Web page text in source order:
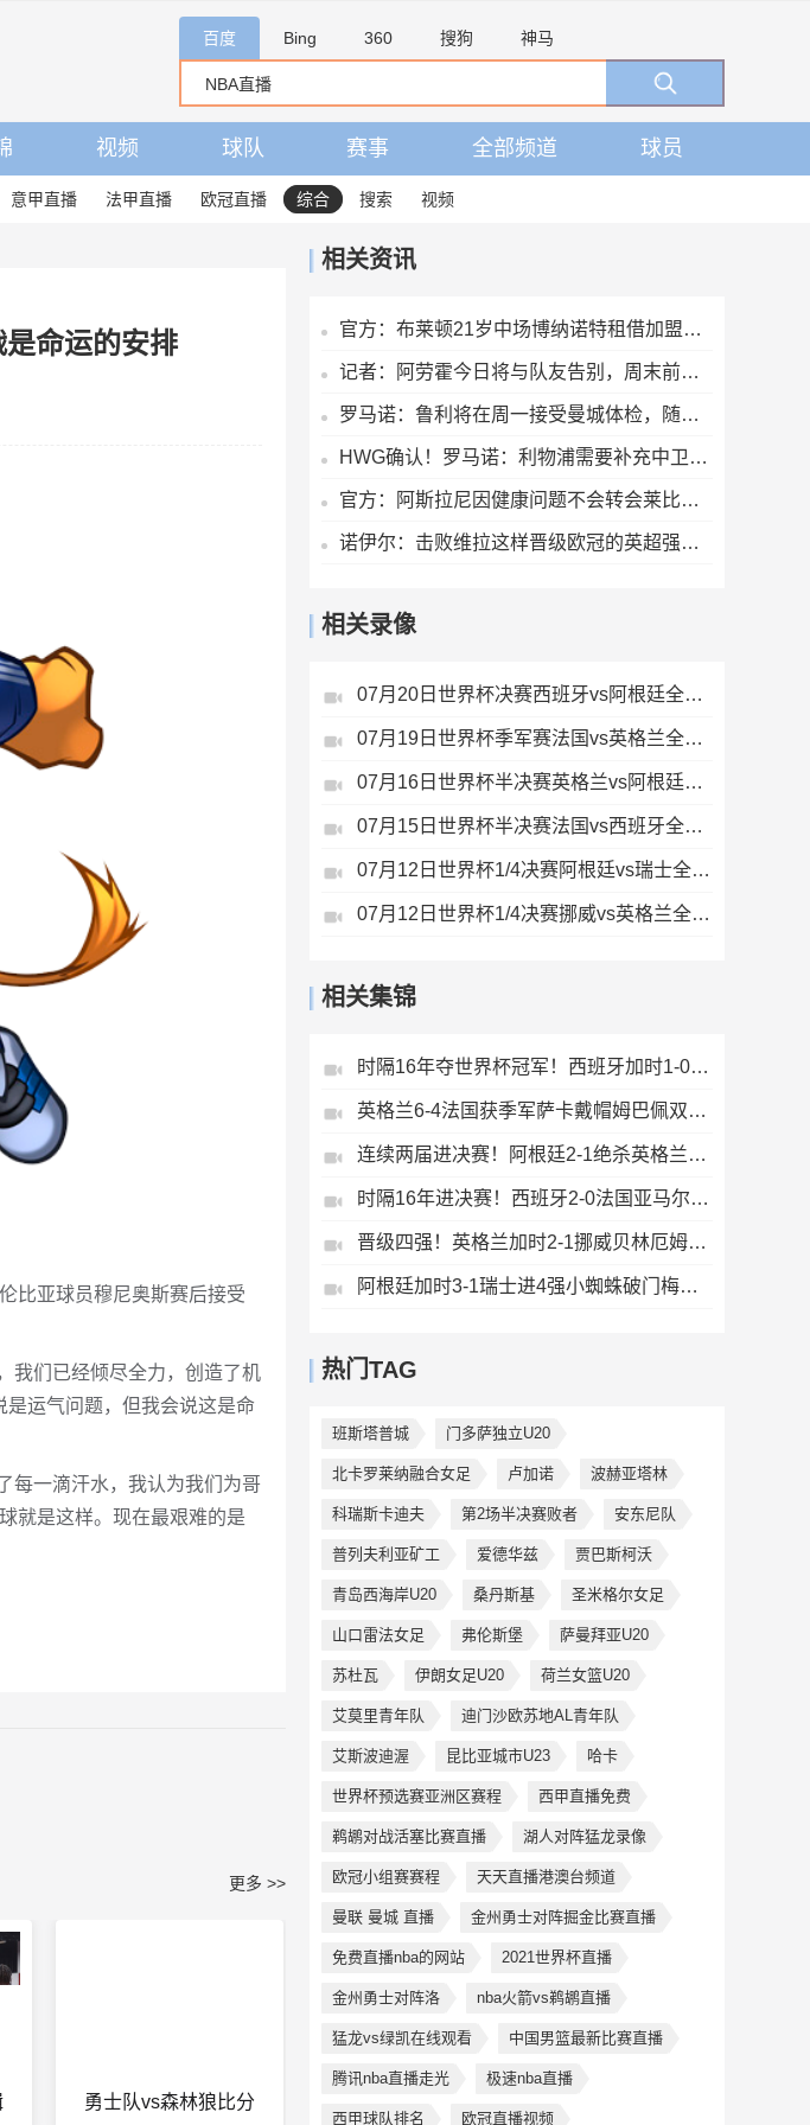
百度 Bing 360 搜狗 神马
视频 球队 赛事 全部频道 球员
意甲直播 法甲直播 欧冠直播 综合 搜索 视频
命运的安排
比亚球员穆尼奥斯赛后接受
我们已经倾尽全力，创造了机
运气问题，但我会说这是命
每一滴汗水，我认为我们为哥
就是这样。现在最艰难的是
更多 >>
勇士队vs森林狼比分
相关资讯
官方：布莱顿21岁中场博纳诺特租借加盟埃尔切，期限为一年
记者：阿劳霍今日将与队友告别，周末前往英格兰租借加盟利物浦
罗马诺：鲁利将在周一接受曼城体检，随后官宣
HWG确认！罗马诺：利物浦需要补充中卫深度，如今出手签下阿劳霍
官方：阿斯拉尼因健康问题不会转会莱比锡，将留在霍芬海姆
诺伊尔：击败维拉这样晋级欧冠的英超强队，很重要
相关录像
07月20日世界杯决赛西班牙vs阿根廷全场录像
07月19日世界杯季军赛法国vs英格兰全场录像
07月16日世界杯半决赛英格兰vs阿根廷全场录像
07月15日世界杯半决赛法国vs西班牙全场录像
07月12日世界杯1/4决赛阿根廷vs瑞士全场录像
07月12日世界杯1/4决赛挪威vs英格兰全场录像
相关集锦
时隔16年夺世界杯冠军！西班牙加时1-0阿根廷费兰制胜恩佐染红
英格兰6-4法国获季军萨卡戴帽姆巴佩双响创纪录奥利塞2助+失良机
连续两届进决赛！阿根廷2-1绝杀英格兰劳塔罗恩佐破门梅西两助攻
时隔16年进决赛！西班牙2-0法国亚马尔造点奥亚萨瓦尔、波罗破门
晋级四强！英格兰加时2-1挪威贝林厄姆连场双响谢尔德鲁普破门
阿根廷加时3-1瑞士进4强小蜘蛛破门梅西助攻麦卡恩博洛假摔染红
热门TAG
班斯塔普城 门多萨独立U20
北卡罗莱纳融合女足 卢加诺 波赫亚塔林
科瑞斯卡迪夫 第2场半决赛败者 安东尼队
普列夫利亚矿工 爱德华兹 贾巴斯柯沃
青岛西海岸U20 桑丹斯基 圣米格尔女足
山口雷法女足 弗伦斯堡 萨曼拜亚U20
苏杜瓦 伊朗女足U20 荷兰女篮U20
艾莫里青年队 迪门沙欧苏地AL青年队
艾斯波迪渥 昆比亚城市U23 哈卡
世界杯预选赛亚洲区赛程 西甲直播免费
鹈鹕对战活塞比赛直播 湖人对阵猛龙录像
欧冠小组赛赛程 天天直播港澳台频道
曼联 曼城 直播 金州勇士对阵掘金比赛直播
免费直播nba的网站 2021世界杯直播
金州勇士对阵洛 nba火箭vs鹈鹕直播
猛龙vs绿凯在线观看 中国男篮最新比赛直播
腾讯nba直播走光 极速nba直播
西甲球队排名 欧冠直播视频